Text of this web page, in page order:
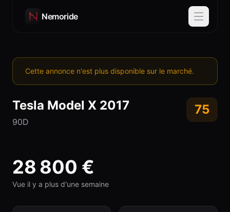
Nemoride
Cette annonce n'est plus disponible sur le marché.
Tesla Model X 2017
90D
75
28 800 €
Vue il y a plus d'une semaine